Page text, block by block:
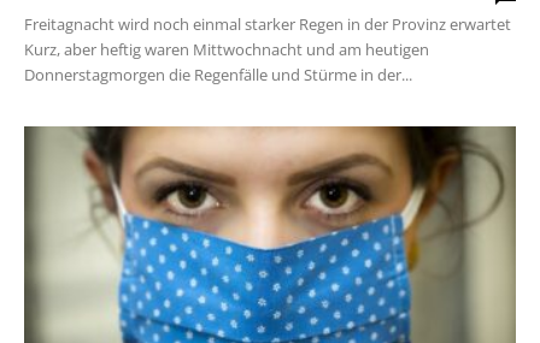
Freitagnacht wird noch einmal starker Regen in der Provinz erwartet
Kurz, aber heftig waren Mittwochnacht und am heutigen
Donnerstagmorgen die Regenfälle und Stürme in der...